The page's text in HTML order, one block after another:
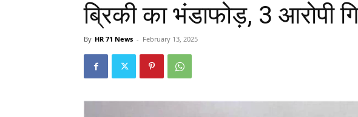
ब्रिकी का भंडाफोड़, 3 आरोपी
By HR 71 News - February 13, 2025